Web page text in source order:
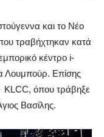
και το Νέο
τραβήχτηκαν κατά
κέντρο i-
Λουμπούρ. Επίσης
KLCC, όπου τράβηξε
Βασίλης.